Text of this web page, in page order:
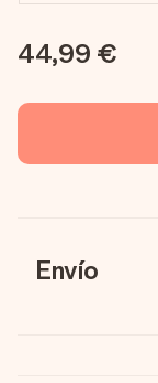
44,99 €
Envío